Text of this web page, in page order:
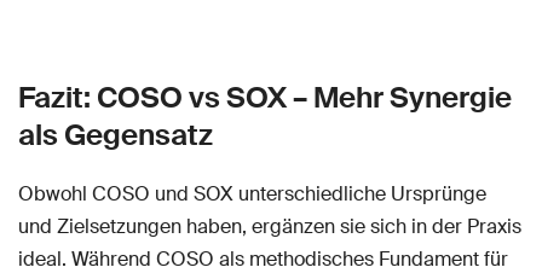
Fazit: COSO vs SOX – Mehr Synergie
als Gegensatz
Obwohl COSO und SOX unterschiedliche Ursprünge
und Zielsetzungen haben, ergänzen sie sich in der Praxis
ideal. Während COSO als methodisches Fundament für